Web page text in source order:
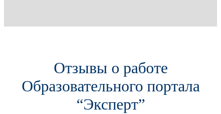
Отзывы о работе
Образовательного портала
“Эксперт”